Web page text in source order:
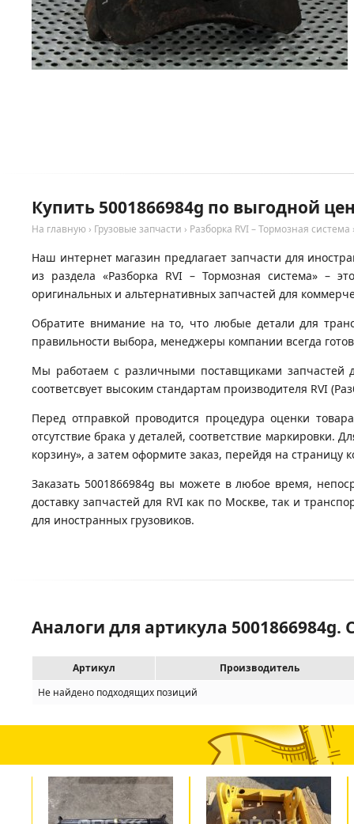
Купить 5001866984g по выгодной
На главную › Грузовые запчасти › Разборка RVI – Тормозная система
Наш интернет магазин предлагает запчасти для
из раздела «Разборка RVI – Тормозная система» –
оригинальных и альтернативных запчастей для
Обратите внимание на то, что любые детали для
правильности выбора, менеджеры компании всегда
Мы работаем с различными поставщиками запчастей
соответсвует высоким стандартам производителя RVI
Перед отправкой проводится процедура оценки
отсутствие брака у деталей, соответствие маркировки.
корзину», а затем оформите заказ, перейдя на страницу
Заказать 5001866984g вы можете в любое время,
доставку запчастей для RVI как по Москве, так и
для иностранных грузовиков.
Аналоги для артикула
Артикул
Производитель
Не найдено подходящих позиций